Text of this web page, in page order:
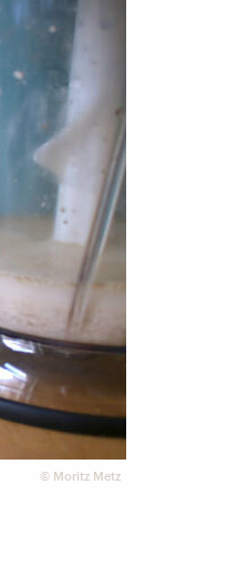
© Moritz Metz